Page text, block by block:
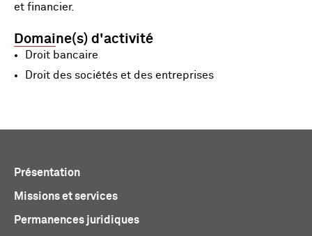
et financier.
Domaine(s) d'activité
Droit bancaire
Droit des sociétés et des entreprises
Présentation
Missions et services
Permanences juridiques